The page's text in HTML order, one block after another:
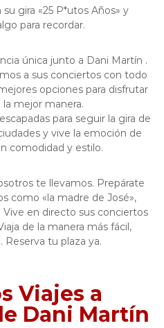
gira «25 P*utos Años» y
para recordar.
única junto a Dani Martín .
a sus conciertos con todo
opciones para disfrutar
mejor manera.
para seguir la gira de
y vive la emoción de
comodidad y estilo.
te llevamos. Prepárate
como «la madre de José»,
Vive en directo sus conciertos
de la manera más fácil,
Reserva tu plaza ya.
Viajes a
Dani Martín